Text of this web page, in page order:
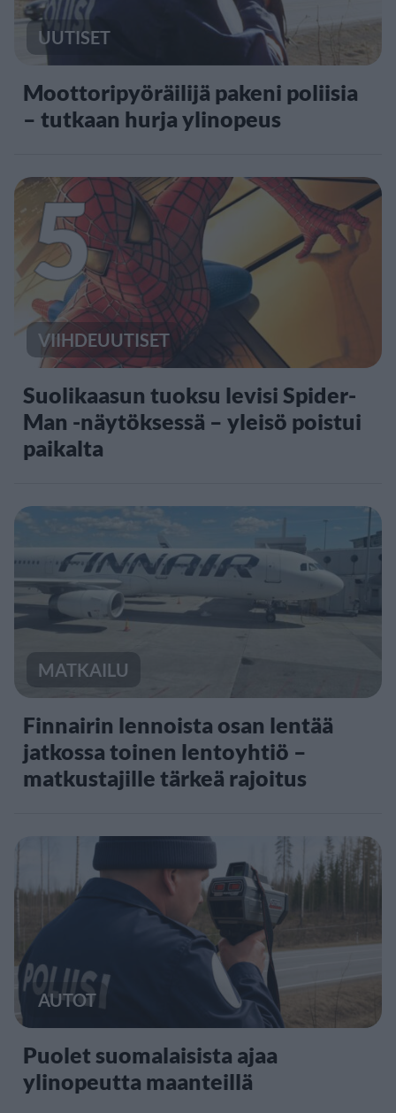
UUTISET
Moottoripyöräilijä pakeni poliisia
– tutkaan hurja ylinopeus
5
VIIHDEUUTISET
Suolikaasun tuoksu levisi Spider-
Man -näytöksessä – yleisö poistui
paikalta
MATKAILU
Finnairin lennoista osan lentää
jatkossa toinen lentoyhtiö –
matkustajille tärkeä rajoitus
AUTOT
Puolet suomalaisista ajaa
ylinopeutta maanteillä